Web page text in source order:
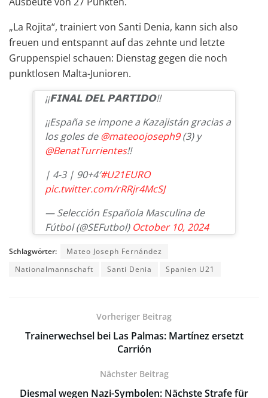
„La Rojita“, trainiert von Santi Denia, kann sich also
freuen und entspannt auf das zehnte und letzte
Gruppenspiel schauen: Dienstag gegen die noch
punktlosen Malta-Junioren.
¡¡𝗙𝗜𝗡𝗔𝗟 𝗗𝗘𝗟 𝗣𝗔𝗥𝗧𝗜𝗗𝗢!!
¡¡España se impone a Kazajistán gracias a
los goles de@mateoojoseph9(3) y
@BenatTurrientes!!
| 4-3 | 90+4′#U21EURO
pic.twitter.com/rRRjr4McSJ
— Selección Española Masculina de
Fútbol (@SEFutbol) October 10, 2024
Schlagwörter:
Mateo Joseph Fernández
Nationalmannschaft
Santi Denia Spanien U21
Vorheriger Beitrag
Trainerwechsel bei Las Palmas: Martínez ersetzt
Carrión
Nächster Beitrag
Diesmal wegen Nazi-Symbolen: Nächste Strafe für